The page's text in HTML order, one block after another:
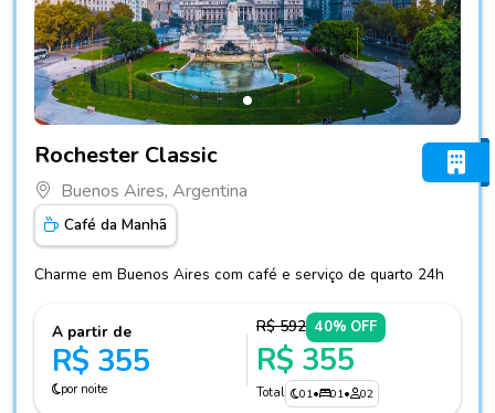
Rochester Classic
Buenos Aires, Argentina
Café da Manhã
Charme em Buenos Aires com café e serviço de quarto 24h
A partir de
R$ 355
por noite
R$ 592 40% OFF
R$ 355
Total 01• 01• 02